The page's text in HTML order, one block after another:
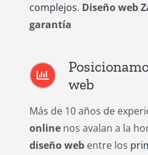
complejos. Diseño web
garantía
web
Más de 10 años de
online nos avalan a la
diseño web entre los